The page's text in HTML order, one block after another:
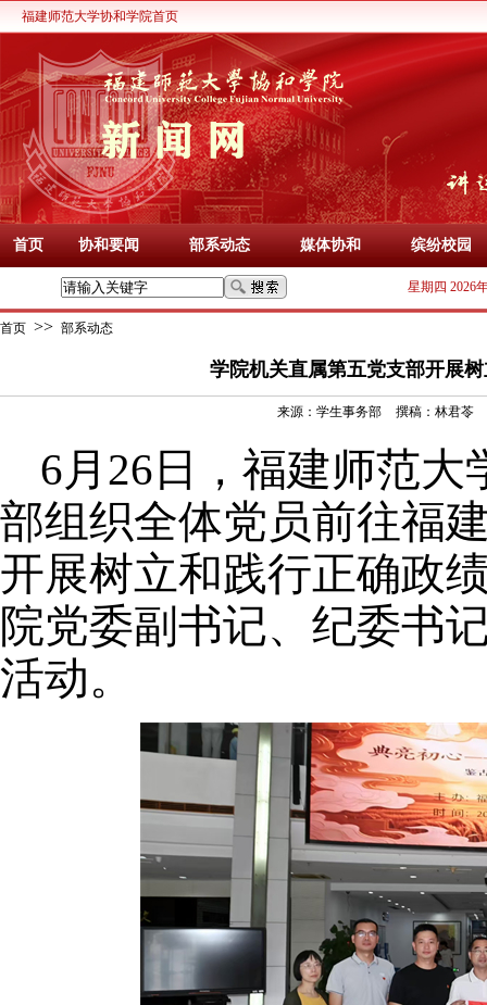
福建师范大学协和学院首页
首页 协和要闻 部系动态 媒体协和 缤纷校园
星期四 2026
首页 >> 部系动态
学院机关直属第五党支部开展
来源： 学生事务部 撰稿： 林君苓
6月26 日， 福建师范大
部组织全体党员前往福
开展树立和践行正确政
院党委副书记、纪委书
活动。